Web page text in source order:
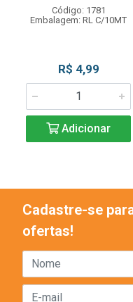
Código: 1781
Embalagem: RL C/10MT
R$ 4,99
Adicionar
Cadastre-se
ofertas!